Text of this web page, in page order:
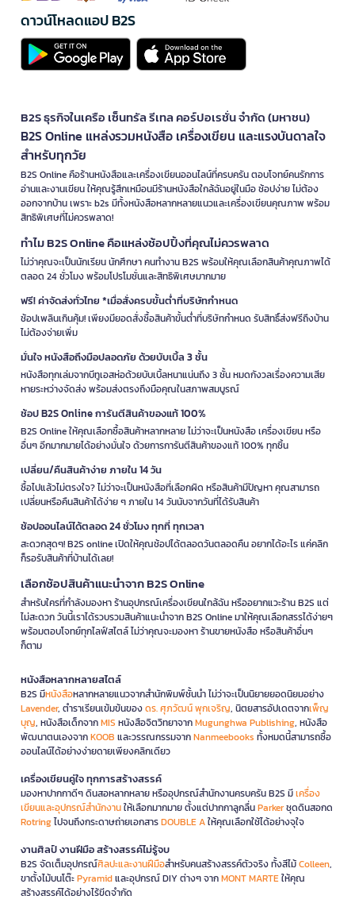
ดาวน์โหลดแอป B2S
B2S ธุรกิจในเครือ เซ็นทรัล รีเทล คอร์ปอเรชั่น จำกัด (มหาชน)
B2S Online แหล่งรวมหนังสือ เครื่องเขียน และแรงบันดาลใจ
สำหรับทุกวัย
B2S Online คือร้านหนังสือและเครื่องเขียนออนไลน์ที่ครบครัน ตอบโจทย์คนรักการ
อ่านและงานเขียน ให้คุณรู้สึกเหมือนมีร้านหนังสือใกล้ฉันอยู่ในมือ ช้อปง่าย ไม่ต้อง
ออกจากบ้าน เพราะ b2s มีทั้งหนังสือหลากหลายแนวและเครื่องเขียนคุณภาพ พร้อม
สิทธิพิเศษที่ไม่ควรพลาด!
ทำไม B2S Online คือแหล่งช้อปปิ้งที่คุณไม่ควรพลาด
ไม่ว่าคุณจะเป็นนักเรียน นักศึกษา คนทำงาน B2S พร้อมให้คุณเลือกสินค้าคุณภาพได้
ตลอด 24 ชั่วโมง พร้อมโปรโมชั่นและสิทธิพิเศษมากมาย
ฟรี! ค่าจัดส่งทั่วไทย *เมื่อสั่งครบขั้นต่ำที่บริษัทกำหนด
ช้อปเพลินเกินคุ้ม! เพียงมียอดสั่งซื้อสินค้าขั้นต่ำที่บริษัทกำหนด รับสิทธิ์ส่งฟรีถึงบ้าน
ไม่ต้องจ่ายเพิ่ม
มั่นใจ หนังสือถึงมือปลอดภัย ด้วยบับเบิ้ล 3 ชั้น
หนังสือทุกเล่มจากบีทูเอสห่อด้วยบับเบิ้ลหนาแน่นถึง 3 ชั้น หมดกังวลเรื่องความเสีย
หายระหว่างจัดส่ง พร้อมส่งตรงถึงมือคุณในสภาพสมบูรณ์
ช้อป B2S Online การันตีสินค้าของแท้ 100%
B2S Online ให้คุณเลือกซื้อสินค้าหลากหลาย ไม่ว่าจะเป็นหนังสือ เครื่องเขียน หรือ
อื่นๆ อีกมากมายได้อย่างมั่นใจ ด้วยการการันตีสินค้าของแท้ 100% ทุกชิ้น
เปลี่ยน/คืนสินค้าง่าย ภายใน 14 วัน
ซื้อไปแล้วไม่ตรงใจ? ไม่ว่าจะเป็นหนังสือที่เลือกผิด หรือสินค้ามีปัญหา คุณสามารถ
เปลี่ยนหรือคืนสินค้าได้ง่าย ๆ ภายใน 14 วันนับจากวันที่ได้รับสินค้า
ช้อปออนไลน์ได้ตลอด 24 ชั่วโมง ทุกที่ ทุกเวลา
สะดวกสุดๆ! B2S online เปิดให้คุณช้อปได้ตลอดวันตลอดคืน อยากได้อะไร แค่คลิก
ก็รอรับสินค้าที่บ้านได้เลย!
เลือกช้อปสินค้าแนะนำจาก B2S Online
สำหรับใครที่กำลังมองหา ร้านอุปกรณ์เครื่องเขียนใกล้ฉัน หรืออยากแวะร้าน B2S แต่
ไม่สะดวก วันนี้เราได้รวบรวมสินค้าแนะนำจาก B2S Online มาให้คุณเลือกสรรได้ง่ายๆ
พร้อมตอบโจทย์ทุกไลฟ์สไตล์ ไม่ว่าคุณจะมองหา ร้านขายหนังสือ หรือสินค้าอื่นๆ
ก็ตาม
หนังสือหลากหลายสไตล์
B2S มีหนังสือหลากหลายแนวจากสำนักพิมพ์ชั้นนำ ไม่ว่าจะเป็นนิยายยอดนิยมอย่าง
Lavender, ตำราเรียนเข้มข้นของดร. ศุภวัฒน์ พุกเจริญ, นิตยสารอัปเดตจากเพ็ญ
บุญ, หนังสือเด็กจากMIS หนังสือจิตวิทยาจากMugunghwa Publishing, หนังสือ
พัฒนาตนเองจากKOOB และวรรณกรรมจากNanmeebooks ทั้งหมดนี้สามารถซื้อ
ออนไลน์ได้อย่างง่ายดายเพียงคลิกเดียว
เครื่องเขียนคู่ใจ ทุกการสร้างสรรค์
มองหาปากกาดีๆ ดินสอหลากหลาย หรืออุปกรณ์สำนักงานครบครัน B2S มีเครื่อง
เขียนและอุปกรณ์สำนักงานให้เลือกมากมาย ตั้งแต่ปากกาลูกลื่นParkerชุดดินสอกด
Rotringไปจนถึงกระดาษถ่ายเอกสารDOUBLE Aให้คุณเลือกใช้ได้อย่างจุใจ
งานศิลป์ งานฝีมือ สร้างสรรค์ไม่รู้จบ
B2S จัดเต็มอุปกรณ์ศิลปะและงานฝีมือสำหรับคนสร้างสรรค์ตัวจริง ทั้งสีไม้Colleen,
ขาตั้งไม้บนโต๊ะPyramidและอุปกรณ์ DIY ต่างๆ จากMONT MARTEให้คุณ
สร้างสรรค์ได้อย่างไร้ขีดจำกัด